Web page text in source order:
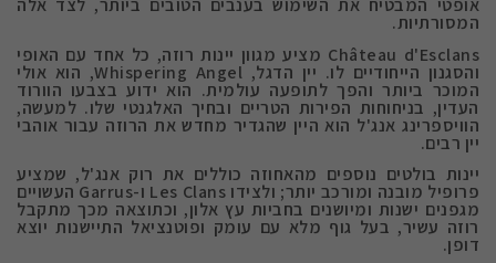
אופטי המבטיח את השימוש בענבים הטובים ביותר, לצד אלה
המסורתיות.
Château d'Esclans מציע מגוון יינות רוזה, כל אחד עם האופי
והסגנון הייחודיים לו. יין הדגל, Whispering Angel, הוא אולי
המוכר ביותר והפך לתופעה עולמית. הוא ידוע בצבעו הוורוד
העדין, בניחוחות הפירות הטריים ובחיך האלגנטי שלו. למעשה,
הוויספרינג אנג'ל הוא היין שהגדיר מחדש את הרוזה עבור אוהבי
יין רבים.
יינות בולטים נוספים מהאחוזה כוללים את רוק אנג'ל, שמציע
פרופיל מובנה ומורכב יותר; ולצידו Les Clans ו-Garrus העשויים
מגפנים ישנות ומיושנים בחביות עץ אלון, וכתוצאה מכך מתקבל
רוזה עשיר, בעל גוף מלא עם עומק ופוטנציאל התיישנות יוצא
דופן.